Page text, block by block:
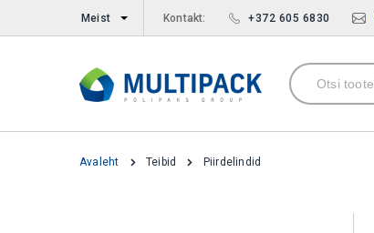
Meist Kontakt: +372 605 6830
Avaleht Teibid Piirdelindid